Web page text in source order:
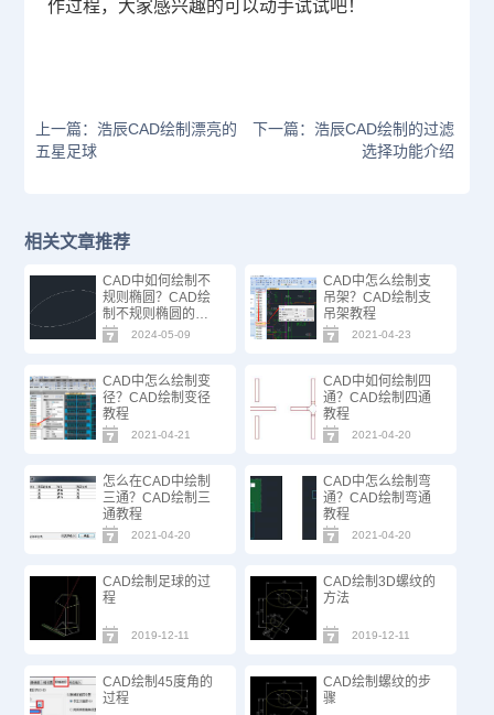
作过程，大家感兴趣的可以动手试试吧！
上一篇：浩辰CAD绘制漂亮的
五星足球
下一篇：浩辰CAD绘制的过滤
选择功能介绍
相关文章推荐
CAD中如何绘制不
规则椭圆？CAD绘
制不规则椭圆的方
法步骤2024-05-09
CAD中怎么绘制支
吊架？CAD绘制支
吊架教程
2021-04-23
CAD中怎么绘制变
径？CAD绘制变径
教程
2021-04-21
CAD中如何绘制四
通？CAD绘制四通
教程
2021-04-20
怎么在CAD中绘制
三通？CAD绘制三
通教程
2021-04-20
CAD中怎么绘制弯
通？CAD绘制弯通
教程
2021-04-20
CAD绘制足球的过
程
2019-12-11
CAD绘制3D螺纹的
方法
2019-12-11
CAD绘制45度角的
过程
CAD绘制螺纹的步
骤